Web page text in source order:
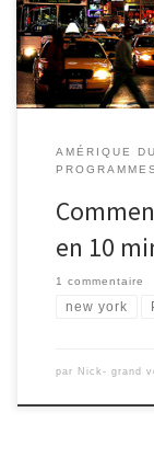
j’ai réussi
AMÉRIQUE
en 10
1 commentaire
new york
par Nick- grand